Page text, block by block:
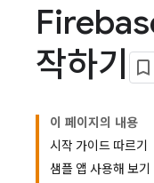
작하기
이 페이지의 내용
시작 가이드 따르기
샘플 앱 사용해 보기